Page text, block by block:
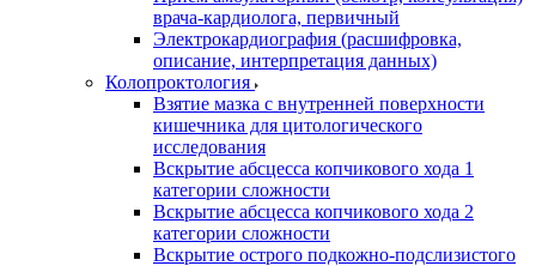
врача-кардиолога, первичный
Электрокардиография (расшифровка,
описание, интерпретация данных)
Колопроктология
Взятие мазка с внутренней поверхности
кишечника для цитологического
исследования
Вскрытие абсцесса копчикового хода 1
категории сложности
Вскрытие абсцесса копчикового хода 2
категории сложности
Вскрытие острого подкожно-подслизистого